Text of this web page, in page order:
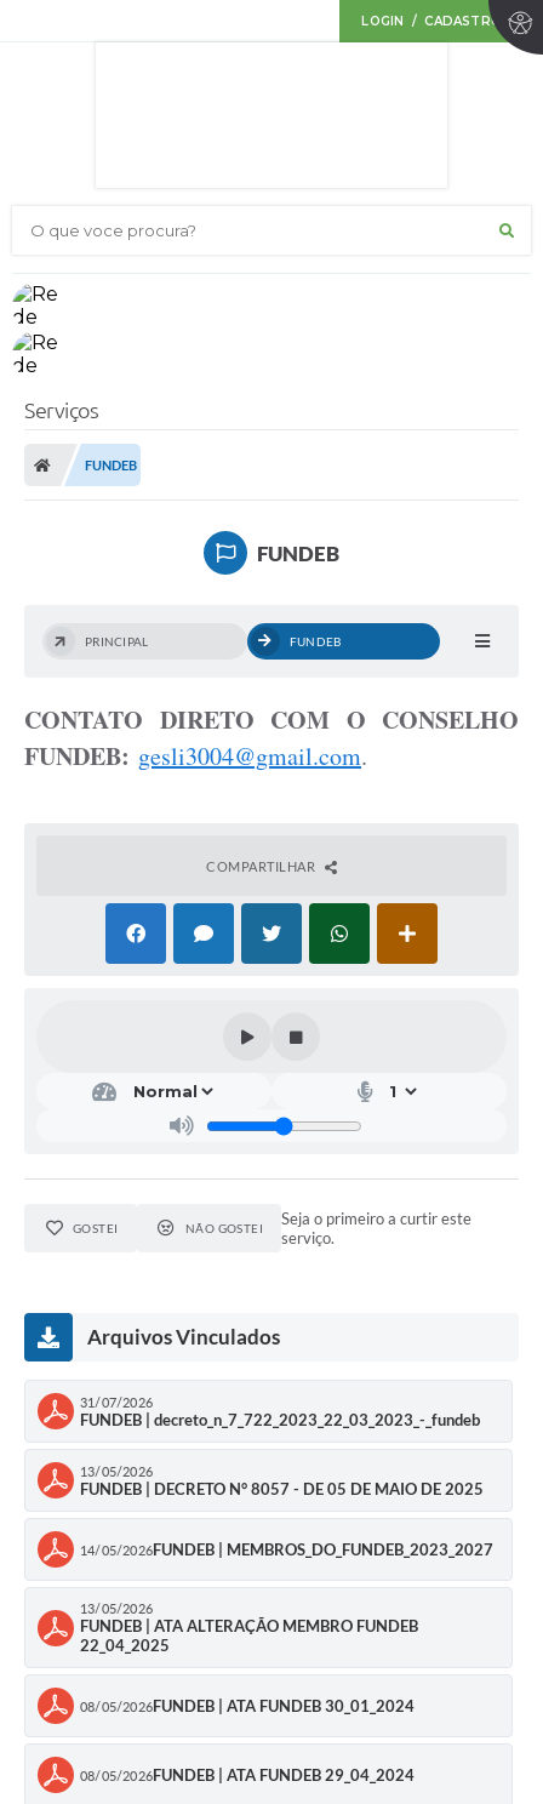
LOGIN / CADASTRO
O que voce procura?
Serviços
FUNDEB
FUNDEB
PRINCIPAL FUNDEB
CONTATO DIRETO COM O CONSELHO
FUNDEB: gesli3004@gmail.com.
COMPARTILHAR
GOSTEI NÃO GOSTEI
Seja o primeiro a curtir este
serviço.
Arquivos Vinculados
31/07/2026
FUNDEB | decreto_n_7_722_2023_22_03_2023_-_fundeb
13/05/2026
FUNDEB | DECRETO N° 8057 - DE 05 DE MAIO DE 2025
14/05/2026FUNDEB | MEMBROS_DO_FUNDEB_2023_2027
13/05/2026
FUNDEB | ATA ALTERAÇÃO MEMBRO FUNDEB
22_04_2025
08/05/2026FUNDEB | ATA FUNDEB 30_01_2024
08/05/2026FUNDEB | ATA FUNDEB 29_04_2024